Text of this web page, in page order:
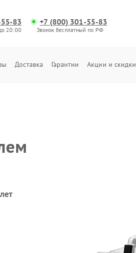
83
20:00
+7 (800) 301-55-83
Звонок бесплатный по РФ
Доставка Гарантии Акции и скидки